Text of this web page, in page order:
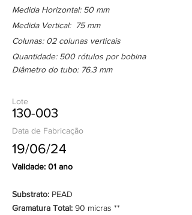
Medida Horizontal: 50 mm
Medida Vertical: 75 mm
Colunas: 02 colunas verticais
Quantidade: 500 rótulos por bobina
Diâmetro do tubo: 76.3 mm
Lote
130-003
Data de Fabricação
19/06/24
Validade: 01 ano
Substrato: PEAD
Gramatura Total: 90 micras **